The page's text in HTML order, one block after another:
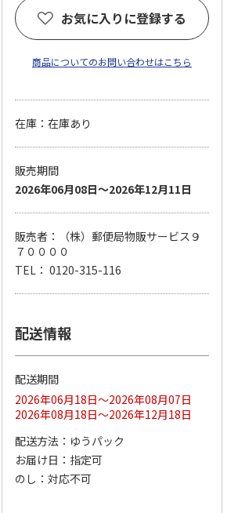
ドジャース 大谷翔
平 日本人最多53試
合連続出塁記念 シ
ル…
17,000円
(送料・税込)
谷翔平 2026 NL 3・
4月投手…
お気に入りに登録する
商品についてのお問い合わせはこちら
在庫：在庫あり
販売期間
2026年06月08日～2026年12月11日
販売者：（株）郵便局物販サービス９
７００００
TEL： 0120-315-116
配送情報
配送期間
2026年06月18日～2026年08月07日
2026年08月18日～2026年12月18日
配送方法
ゆうパック
お届け日
指定可
のし
対応不可